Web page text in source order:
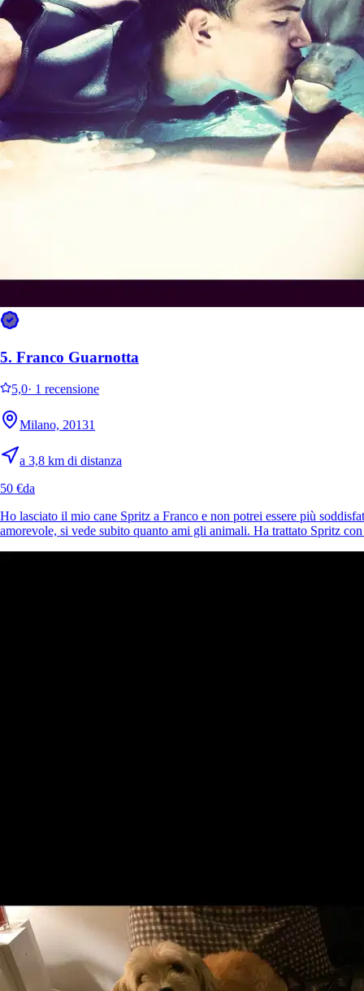
60 €
da
Si è preso cura di
Jack Russell
Ayan
AylaPomerania
5. Franco Guarnotta
5,0· 1 recensione
Milano, 20131
a 3,8 km di distanza
50 €da
Ho lasciato il mio cane Spritz a Franco e non potrei essere più
amorevole, si vede subito quanto ami gli animali. Ha trattato Spritz